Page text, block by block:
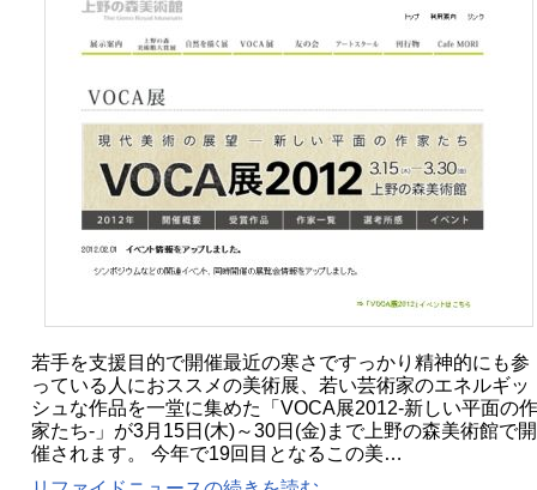
若手を支援目的で開催最近の寒さですっかり精神的にも参
っている人におススメの美術展、若い芸術家のエネルギッ
シュな作品を一堂に集めた「VOCA展2012-新しい平面の作
家たち-」が3月15日(木)～30日(金)まで上野の森美術館で開
催されます。 今年で19回目となるこの美…